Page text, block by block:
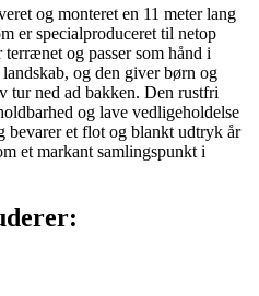
og monteret en 11 meter lang
er specialproduceret til netop
og passer som hånd i
og den giver børn og
tur ned ad bakken. Den rustfri
og lave vedligeholdelse
et flot og blankt udtryk år
et markant samlingspunkt i